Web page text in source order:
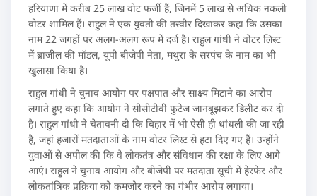
हरियाणा में करीब 25 लाख वोट फर्जी हैं, जिनमें 5 लाख से अधिक नकली
वोटर शामिल हैं। राहुल ने एक युवती की तस्वीर दिखाकर कहा कि उसका
नाम 22 जगहों पर अलग-अलग रूप में दर्ज है। राहुल गांधी ने वोटर लिस्ट
में ब्राजील की मॉडल, यूपी बीजेपी नेता, मथुरा के सरपंच के नाम का भी
खुलासा किया है।
राहुल गांधी ने चुनाव आयोग पर पक्षपात और साक्ष्य मिटाने का आरोप
लगाते हुए कहा कि आयोग ने सीसीटीवी फुटेज जानबूझकर डिलीट कर दी
है। राहुल गांधी ने चेतावनी दी कि बिहार में भी ऐसी ही धांधली की जा रही
है, जहां हजारों मतदाताओं के नाम वोटर लिस्ट से हटा दिए गए हैं। उन्होंने
युवाओं से अपील की कि वे लोकतंत्र और संविधान की रक्षा के लिए आगे
आएं। राहुल ने चुनाव आयोग और बीजेपी पर मतदाता सूची में हेरफेर और
लोकतांत्रिक प्रक्रिया को कमजोर करने का गंभीर आरोप लगाया।